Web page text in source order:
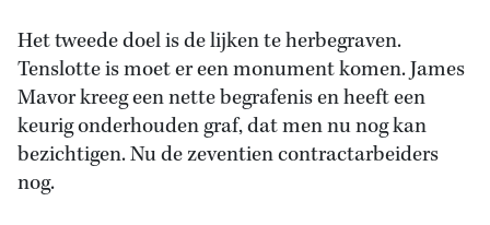
Het tweede doel is de lijken te herbegraven.
Tenslotte is moet er een monument komen. James
Mavor kreeg een nette begrafenis en heeft een
keurig onderhouden graf, dat men nu nog kan
bezichtigen. Nu de zeventien contractarbeiders
nog.